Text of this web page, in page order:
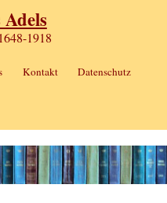
Adels
1918
Kontakt Datenschutz